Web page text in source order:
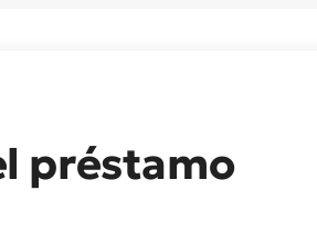
préstamo